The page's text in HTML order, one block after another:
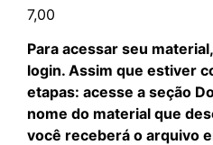
7,00
Para acessar seu
login. Assim que estiver
etapas: acesse a seção
nome do material que
você receberá o arquivo